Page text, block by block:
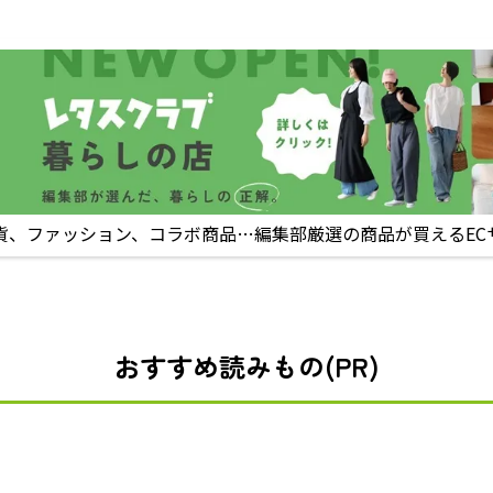
、ファッション、コラボ商品…編集部厳選の商品が買えるEC
おすすめ読みもの(PR)